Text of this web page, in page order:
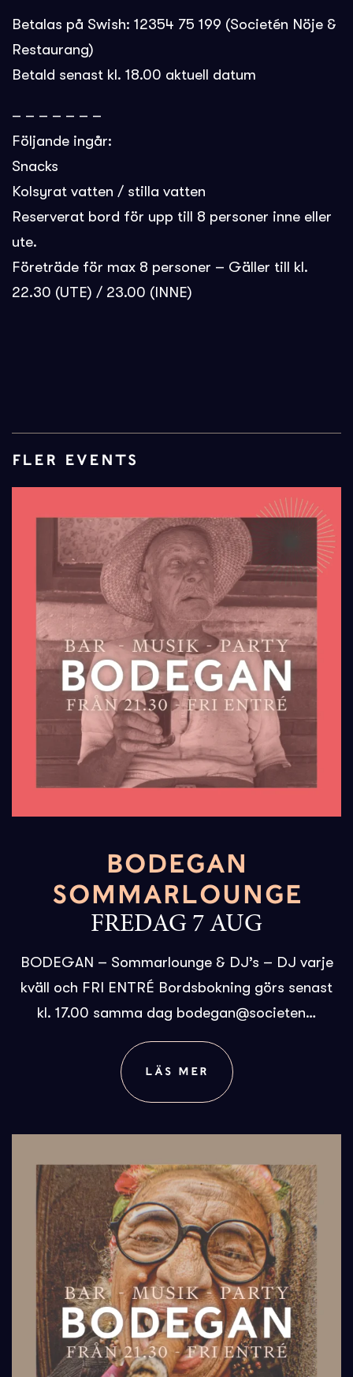
Betalas på Swish: 12354 75 199 (Societén Nöje &
Restaurang)
Betald senast kl. 18.00 aktuell datum
– – – – – – –
Följande ingår:
Snacks
Kolsyrat vatten / stilla vatten
Reserverat bord för upp till 8 personer inne eller
ute.
Företräde för max 8 personer – Gäller till kl.
22.30 (UTE) / 23.00 (INNE)
FLER EVENTS
BODEGAN
SOMMARLOUNGE
FREDAG 7 AUG
BODEGAN – Sommarlounge & DJ’s – DJ varje
kväll och FRI ENTRÉ Bordsbokning görs senast
kl. 17.00 samma dag bodegan@societen…
LÄS MER